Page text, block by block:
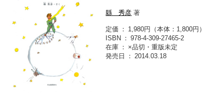
縣 秀彦 著
定価
1,980円（本体：1,800円）
ISBN
978-4-309-27465-2
在庫
×品切・重版未定
発売日
2014.03.18